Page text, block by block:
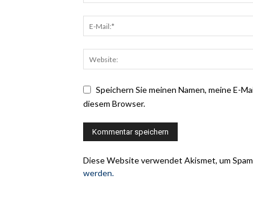
Speichern Sie meinen Namen, meine E-
diesem Browser.
Diese Website verwendet Akismet, um
werden.